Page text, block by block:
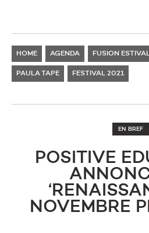
HOME AGENDA FUSION
PAULA TAPE FESTIVAL 2021
EN BREF
POSITIVE
NOVEMBRE